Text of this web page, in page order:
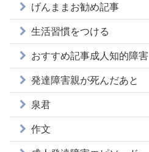
げんままお勧め記事
生活習慣をつける
おすすめ記事成人知的障害
発達障害親が死んだあと
泉君
作文